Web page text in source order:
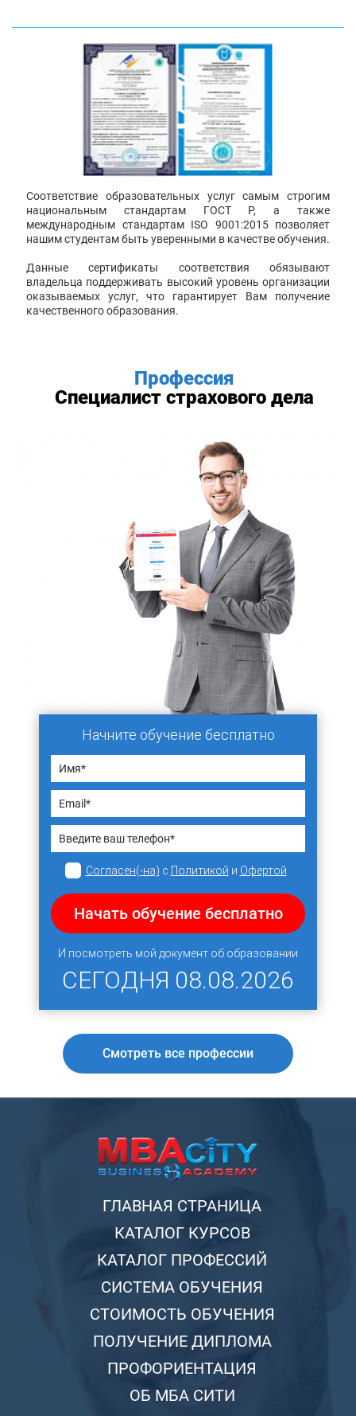
Соответствие образовательных услуг самым строгим
национальным стандартам ГОСТ Р, а также
международным стандартам ISO 9001:2015 позволяет
нашим студентам быть уверенными в качестве обучения.
Данные сертификаты соответствия обязывают
владельца поддерживать высокий уровень организации
оказываемых услуг, что гарантирует Вам получение
качественного образования.
Профессия
Специалист страхового дела
Начните обучение бесплатно
Согласен(-на) с Политикой и Офертой
Начать обучение бесплатно
И посмотреть мой документ об образовании
СЕГОДНЯ 08.08.2026
Смотреть все профессии
ГЛАВНАЯ СТРАНИЦА
КАТАЛОГ КУРСОВ
КАТАЛОГ ПРОФЕССИЙ
СИСТЕМА ОБУЧЕНИЯ
СТОИМОСТЬ ОБУЧЕНИЯ
ПОЛУЧЕНИЕ ДИПЛОМА
ПРОФОРИЕНТАЦИЯ
ОБ МБА СИТИ